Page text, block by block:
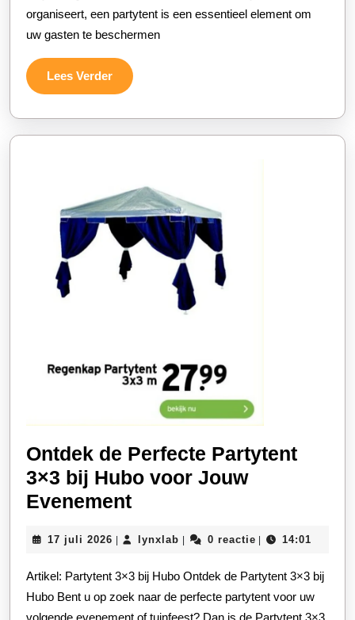
Koop
organiseert, een partytent is een essentieel element om
uw gasten te beschermen
Lees VerderLees
Verder
Ontdek de Perfecte Partytent
3×3 bij Hubo voor Jouw
EvenementOntdek
Perfecte
Partytent
3×3
17 juli 2026 17
| lynxlab lynxlab
| 0 reactie | 14:01
Artikel: Partytent 3×3 bij Hubo Ontdek de Partytent 3×3 bij
Hubo Bent u op zoek naar de perfecte partytent voor uw
volgende evenement of tuinfeest? Dan is de Partytent 3×3